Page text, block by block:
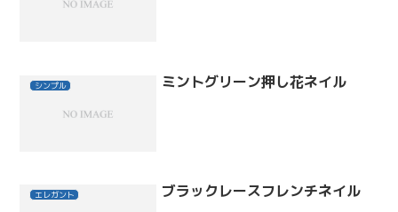
シンプル ミントグリーン押し花ネイル
エレガント ブラックレースフレンチネイル